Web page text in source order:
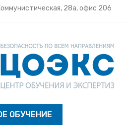
28а, офис 206
ОБУЧЕНИЕ